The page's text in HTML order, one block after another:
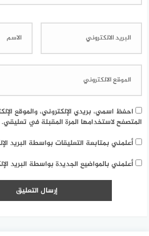
احفظ اسمي، بريدي الإلكتروني، والموقع
المتصفح لاستخدامها المرة المقبلة في تعليقي.
أعلمني بمتابعة التعليقات بواسطة البريد
أعلمني بالمواضيع الجديدة بواسطة البريد